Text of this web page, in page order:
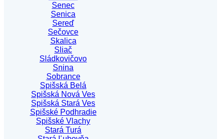
Senec
Senica
Sereď
Sečovce
Skalica
Sliač
Sládkovičovo
Snina
Sobrance
Spišská Belá
Spišská Nová Ves
Spišská Stará Ves
Spišské Podhradie
Spišské Vlachy
Stará Turá